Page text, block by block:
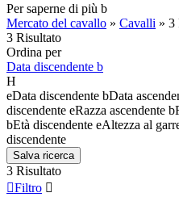
Per saperne di più b
Mercato del cavallo » Cavalli » 3
3 Risultato
Ordina per
Data discendente b
H
eData discendente bData
discendente eRazza ascendente b
bEtà discendente eAltezza al
discendente
Salva ricerca
3 Risultato
Filtro 